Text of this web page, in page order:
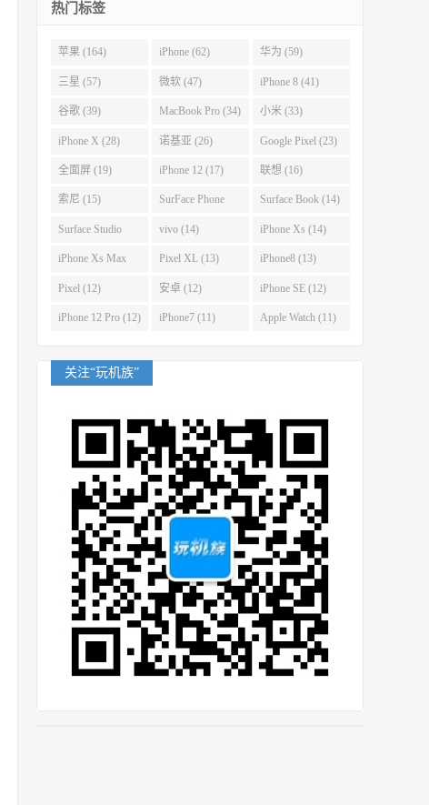
热门标签
苹果 (164) iPhone (62) 华为 (59)
三星 (57) 微软 (47) iPhone 8 (41)
谷歌 (39) MacBook Pro (34) 小米 (33)
iPhone X (28) 诺基亚 (26) Google Pixel (23)
全面屏 (19) iPhone 12 (17) 联想 (16)
索尼 (15) SurFace Phone
(14)
Surface Book (14)
Surface Studio
(14)
vivo (14) iPhone Xs (14)
iPhone Xs Max
(14)
Pixel XL (13) iPhone8 (13)
Pixel (12) 安卓 (12) iPhone SE (12)
iPhone 12 Pro (12) iPhone7 (11) Apple Watch (11)
关注“玩机族”